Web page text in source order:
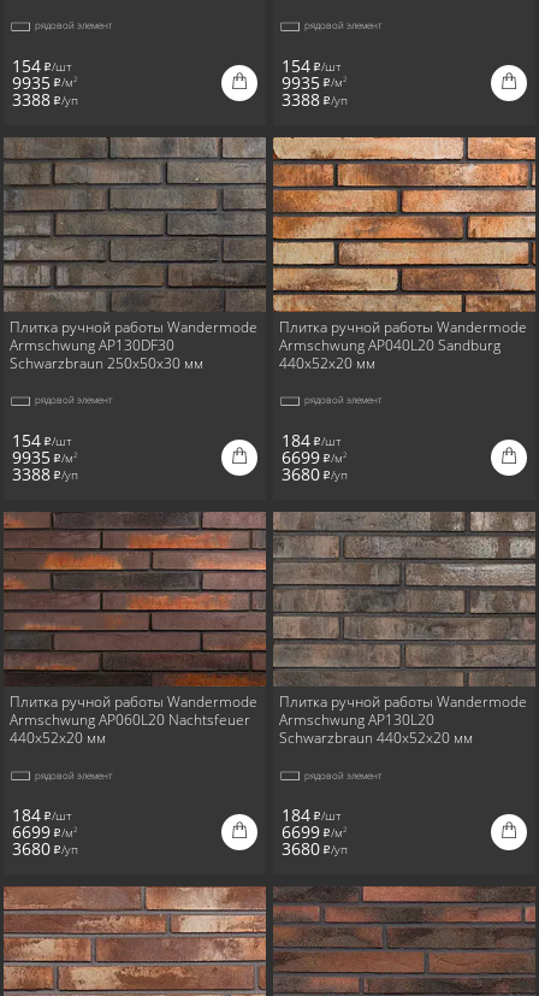
рядовой элемент
154 i/шт
9935 i/м2
3388 i/уп
рядовой элемент
154 i/шт
9935 i/м2
3388 i/уп
Плитка ручной работы Wandermode
Armschwung AP130DF30
Schwarzbraun 250x50x30 мм
рядовой элемент
154 i/шт
9935 i/м2
3388 i/уп
Плитка ручной работы Wandermode
Armschwung AP040L20 Sandburg
440x52x20 мм
рядовой элемент
184 i/шт
6699 i/м2
3680 i/уп
Плитка ручной работы Wandermode
Armschwung AP060L20 Nachtsfeuer
440x52x20 мм
рядовой элемент
184 i/шт
6699 i/м2
3680 i/уп
Плитка ручной работы Wandermode
Armschwung AP130L20
Schwarzbraun 440x52x20 мм
рядовой элемент
184 i/шт
6699 i/м2
3680 i/уп